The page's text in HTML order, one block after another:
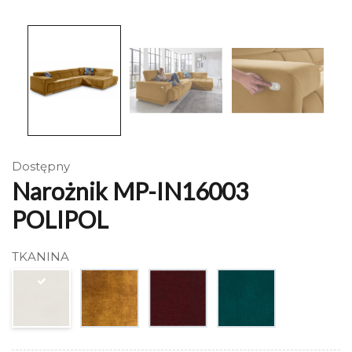
Dostępny
Narożnik MP-IN16003
POLIPOL
TKANINA